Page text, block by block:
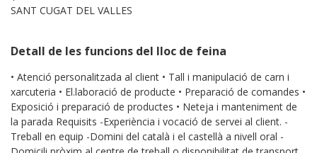
SANT CUGAT DEL VALLES
Detall de les funcions del lloc de feina
• Atenció personalitzada al client • Tall i manipulació de carn i
xarcuteria • El.laboració de producte • Preparació de comandes •
Exposició i preparació de productes • Neteja i manteniment de
la parada Requisits -Experiència i vocació de servei al client. -
Treball en equip -Domini del català i el castellà a nivell oral -